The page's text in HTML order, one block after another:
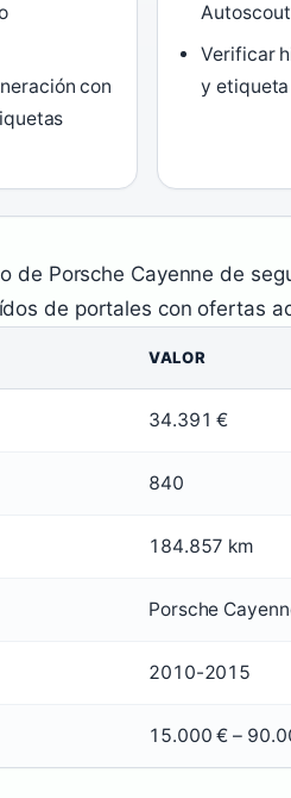
con
Verificar
y
de Porsche Cayenne de
de portales con ofertas
VALOR
34.391 €
840
184.857 km
Porsche
2010-2015
15.000 € –